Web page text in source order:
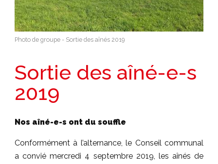
Photo de groupe - Sortie des aînés 2019
Sortie des aîné-e-s
2019
Nos aîné-e-s ont du souffle
Conformément à l’alternance, le Conseil communal
a convié mercredi 4 septembre 2019, les aînés de